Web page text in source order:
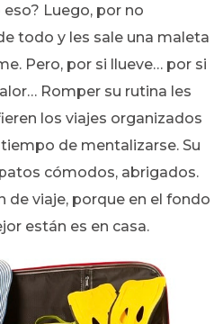
Luego, por no
todo y les sale una maleta
Pero, por si llueve… por si
Romper su rutina les
los viajes organizados
de mentalizarse. Su
cómodos, abrigados.
de viaje, porque en el fondo
están es en casa.